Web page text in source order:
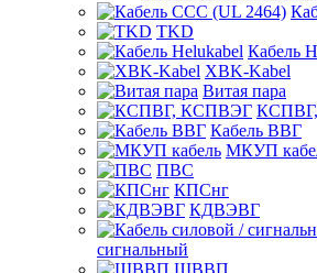
TKD
Кабель
XBK-Kabel
Витая пара
Кабель ВВГ
МКУП
ПВС
КПСнг
КДВЭВГ
сигнальный
ШВВП